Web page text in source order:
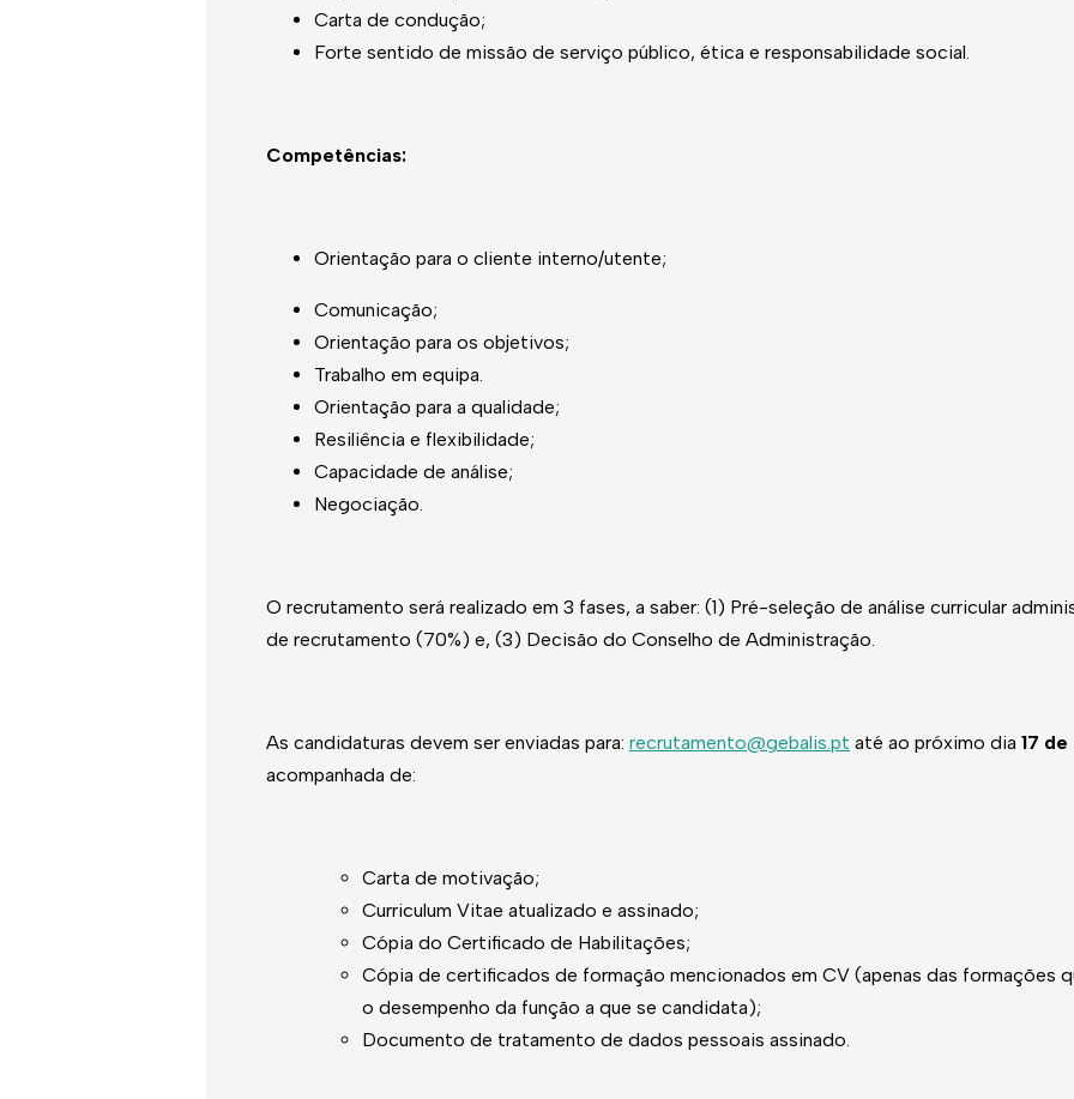
Carta de condução;
Forte sentido de missão de serviço público, ética e responsabilidade social.
Competências:
Orientação para o cliente interno/utente;
Comunicação;
Orientação para os objetivos;
Trabalho em equipa.
Orientação para a qualidade;
Resiliência e flexibilidade;
Capacidade de análise;
Negociação.
O recrutamento será realizado em 3 fases, a saber: (1) Pré-seleção de análise curricular
de recrutamento (70%) e, (3) Decisão do Conselho de Administração.
As candidaturas devem ser enviadas para: recrutamento@gebalis.pt até ao próximo dia 17
acompanhada de:
Carta de motivação;
Curriculum Vitae atualizado e assinado;
Cópia do Certificado de Habilitações;
Cópia de certificados de formação mencionados em CV (apenas das formações
o desempenho da função a que se candidata);
Documento de tratamento de dados pessoais assinado.